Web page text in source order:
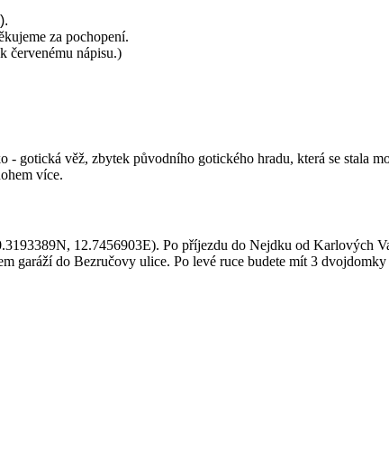
za pochopení.
červenému nápisu.)
- gotická věž, zbytek původního gotického hradu, která se stala
více.
12.7456903E). Po příjezdu do Nejdku od Karlových
garáží do Bezručovy ulice. Po levé ruce budete mít 3